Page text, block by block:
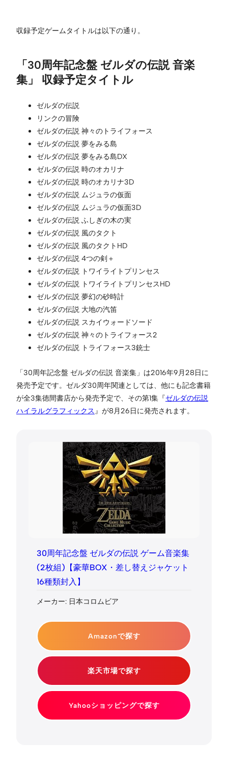
収録予定ゲームタイトルは以下の通り。
「30周年記念盤 ゼルダの伝説 音楽
集」 収録予定タイトル
ゼルダの伝説
リンクの冒険
ゼルダの伝説 神々のトライフォース
ゼルダの伝説 夢をみる島
ゼルダの伝説 夢をみる島DX
ゼルダの伝説 時のオカリナ
ゼルダの伝説 時のオカリナ3D
ゼルダの伝説 ムジュラの仮面
ゼルダの伝説 ムジュラの仮面3D
ゼルダの伝説 ふしぎの木の実
ゼルダの伝説 風のタクト
ゼルダの伝説 風のタクトHD
ゼルダの伝説 4つの剣＋
ゼルダの伝説 トワイライトプリンセス
ゼルダの伝説 トワイライトプリンセスHD
ゼルダの伝説 夢幻の砂時計
ゼルダの伝説 大地の汽笛
ゼルダの伝説 スカイウォードソード
ゼルダの伝説 神々のトライフォース2
ゼルダの伝説 トライフォース3銃士
「30周年記念盤 ゼルダの伝説 音楽集」は2016年9月28日に
発売予定です。ゼルダ30周年関連としては、他にも記念書籍
が全3集徳間書店から発売予定で、その第1集『ゼルダの伝説
ハイラルグラフィックス 』が8月26日に発売されます。
30周年記念盤 ゼルダの伝説 ゲーム音楽集
(2枚組)【豪華BOX・差し替えジャケット
16種類封入】
メーカー: 日本コロムビア
Amazonで探す
楽天市場で探す
Yahooショッピングで探す